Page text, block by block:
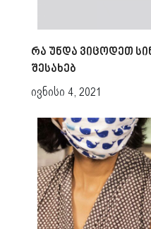
რა უნდა ვიცოდეთ
შესახებ
ივნისი 4, 2021